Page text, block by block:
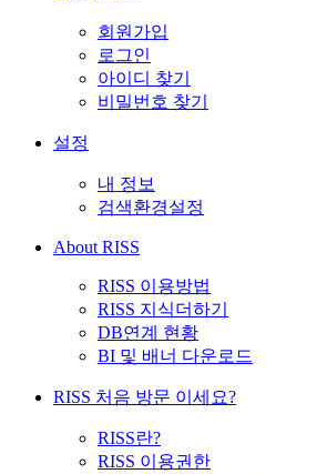
회원가입
로그인
아이디 찾기
비밀번호 찾기
설정
내 정보
검색환경설정
About RISS
RISS 이용방법
RISS 지식더하기
DB연계 현황
BI 및 배너 다운로드
RISS 처음 방문 이세요?
RISS란?
RISS 이용권한